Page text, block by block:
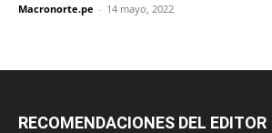
Macronorte.pe - 14 mayo, 2022
RECOMENDACIONES DEL EDITOR